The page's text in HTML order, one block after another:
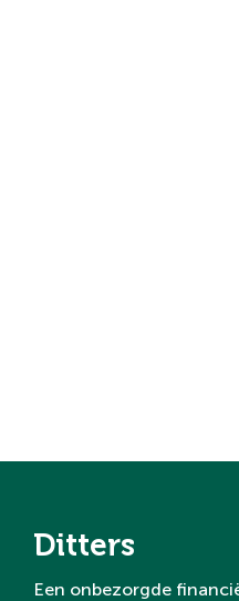
Ditters
Een onbezorgde